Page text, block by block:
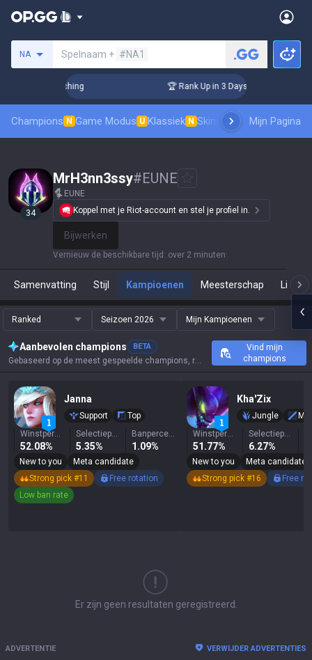
NA Spelnaam + #NA1
Coaching 🏆 Rank Up in 3 Days! Challenger
Champions N Game Modus U Klassiek N SkinsranglijstMijn Pagina
34
MrH3nn3ssy#EUNE
EUNE
Koppel met je Riot-account en stel je profiel in.
Bijwerken
Vernieuw de beschikbare tijd : over 2 minuten
Samenvatting Stijl Kampioenen Meesterschap Live
Ranked Seizoen 2026 Mijn Kampioenen
Aanbevolen champions BETA
Gebaseerd op de meest gespeelde champions, resultaten en kernstatistieken van deze summoner.
Vind mijn
champions
Janna
Support
Top
Winstpercentage
52.08%
Selectiepercentage
5.35%
Banpercentage
1.09%
New to you
Meta candidate
Strong pick #11
Free rotation
Low ban rate
Kha'Zix
Jungle
Winstpercentage
51.77%
Selectiepercentage
6.27%
New to you
Meta candidate
Strong pick #16
Free
Er zijn geen resultaten geregistreerd.
ADVERTENTIE VERWIJDER ADVERTENTIES